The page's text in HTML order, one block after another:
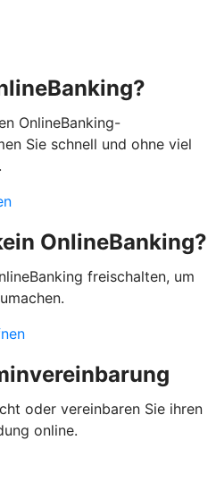
OnlineBanking-
Sie schnell und ohne viel
OnlineBanking?
freischalten, um
oder vereinbaren Sie ihren
online.